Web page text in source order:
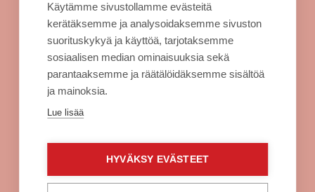
Rekisteriseloste
Evästeet
Sellon intra
Alko Espoo
Citymarket Espoo
Clas Ohlson Espoo
Käytämme sivustollamme evästeitä
kerätäksemme ja analysoidaksemme sivuston
suorituskykyä ja käyttöä, tarjotaksemme
sosiaalisen median ominaisuuksia sekä
parantaaksemme ja räätälöidäksemme sisältöä
ja mainoksia.
Lue lisää
HYVÄKSY EVÄSTEET